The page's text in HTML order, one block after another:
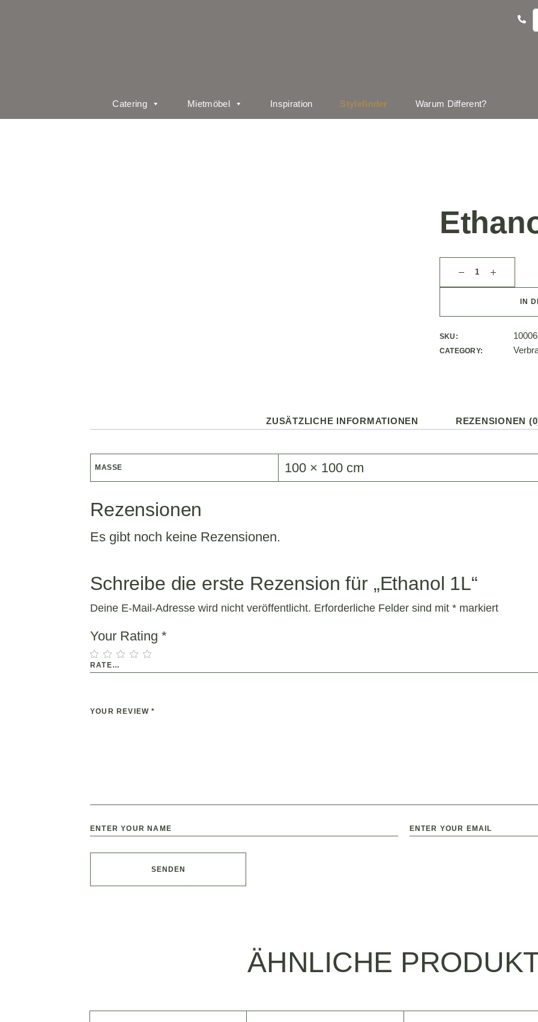
Catering Mietmöbel Inspiration Stylefinder Warum Different?
IN
SKU:
CATEGORY:
ZUSÄTZLICHE INFORMATIONEN REZENSIONEN
MASSE 100 × 100 cm
Rezensionen
Es gibt noch keine Rezensionen.
Schreibe die erste Rezension für „Ethanol 1L“
Deine E-Mail-Adresse wird nicht veröffentlicht. Erforderliche Felder sind mit * markiert
Your Rating *
SENDEN
ÄHNLICHE